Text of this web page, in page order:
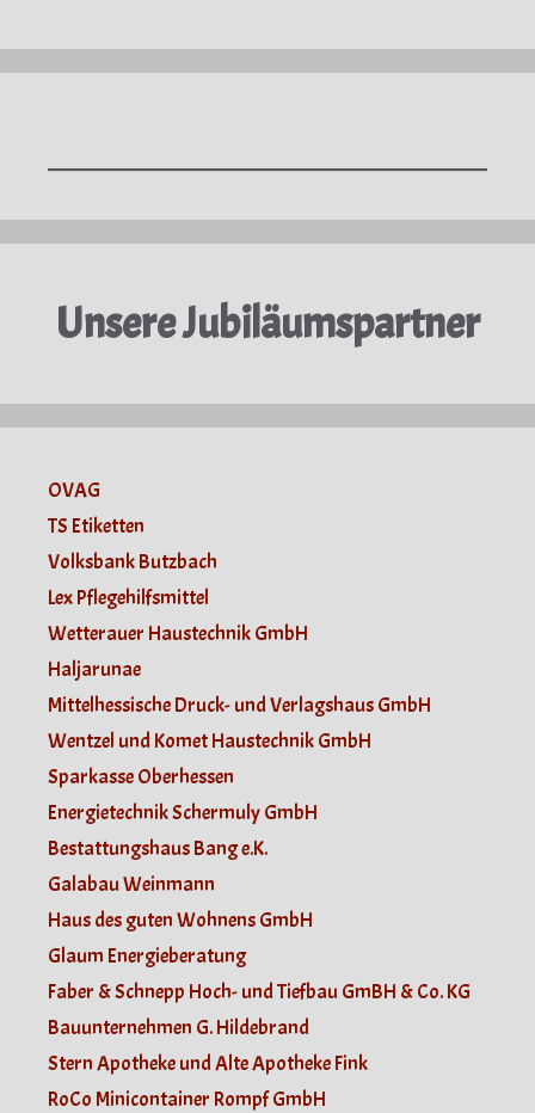
Unsere Jubiläumspartner
OVAG
TS Etiketten
Volksbank Butzbach
Lex Pflegehilfsmittel
Wetterauer Haustechnik GmbH
Haljarunae
Mittelhessische Druck- und Verlagshaus GmbH
Wentzel und Komet Haustechnik GmbH
Sparkasse Oberhessen
Energietechnik Schermuly GmbH
Bestattungshaus Bang e.K.
Galabau Weinmann
Haus des guten Wohnens GmbH
Glaum Energieberatung
Faber & Schnepp Hoch- und Tiefbau GmBH & Co. KG
Bauunternehmen G. Hildebrand
Stern Apotheke und Alte Apotheke Fink
RoCo Minicontainer Rompf GmbH